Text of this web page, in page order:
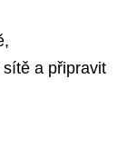
a připravit